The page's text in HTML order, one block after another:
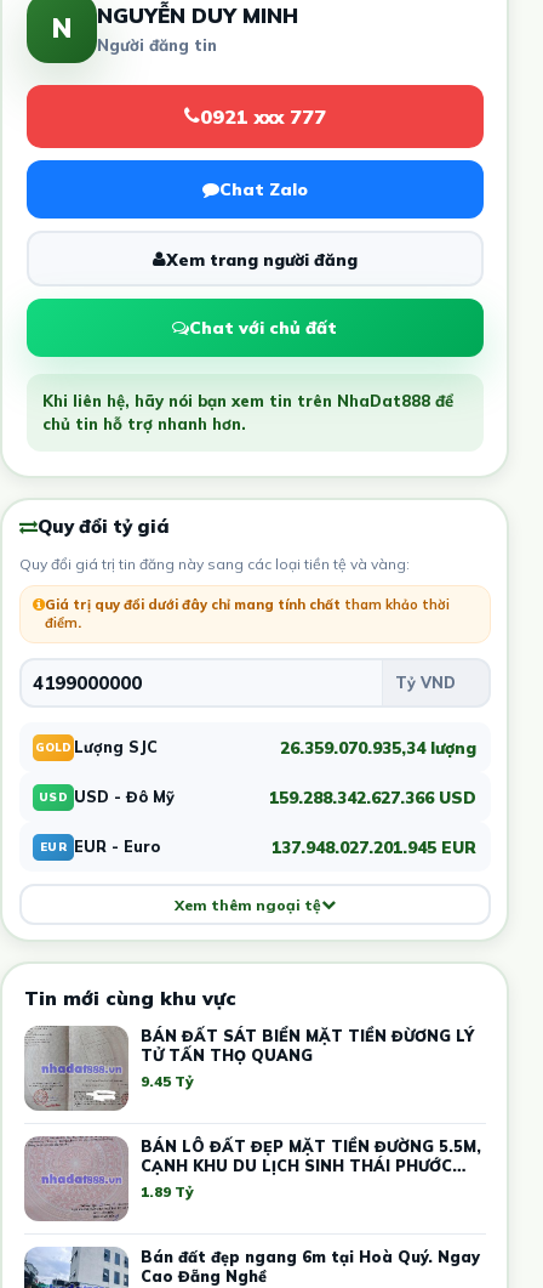
N NGUYỄN DUY MINH
Người đăng tin
0921 xxx 777
Chat Zalo
Xem trang người đăng
Chat với chủ đất
Khi liên hệ, hãy nói bạn xem tin trên NhaDat888 để
chủ tin hỗ trợ nhanh hơn.
Quy đổi tỷ giá
Quy đổi giá trị tin đăng này sang các loại tiền tệ và vàng:
Giá trị quy đổi dưới đây chỉ mang tính chất tham khảo thời
điểm.
GOLD Lượng SJC 26.359.070.935,34 lượng
USD USD - Đô Mỹ 159.288.342.627.366 USD
EUR EUR - Euro 137.948.027.201.945 EUR
Xem thêm ngoại tệ
Tin mới cùng khu vực
BÁN ĐẤT SÁT BIỂN MẶT TIỀN ĐỪƠNG LÝ
TỬ TẤN THỌ QUANG
9.45 Tỷ
BÁN LÔ ĐẤT ĐẸP MẶT TIỀN ĐƯỜNG 5.5M,
CẠNH KHU DU LỊCH SINH THÁI PHƯỚC
SƠN
1.89 Tỷ
Bán đất đẹp ngang 6m tại Hoà Quý. Ngay
Cao Đẵng Nghề